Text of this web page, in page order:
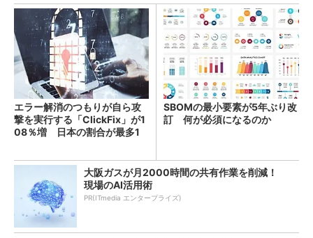
エラー解消のつもりが自ら攻
撃を実行する「ClickFix」が1
08％増 日本の割合が最多1
SBOMの最小要素が5年ぶり改
訂 何が必須になるのか
大阪ガスが月2000時間の共有作業を削減！
現場のAI活用術
PR(ITmedia エンタープライズ)